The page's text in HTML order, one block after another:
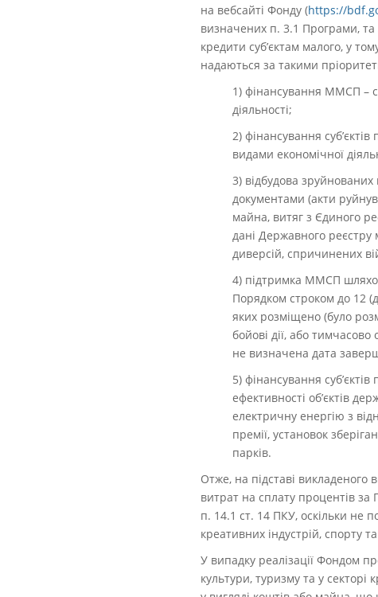
на вебсайті Фонду (https://
визначених п. 3.1 Програми, та
кредити суб’єктам малого, у
надаються за такими
1) фінансування ММСП –
діяльності;
2) фінансування
видами економічної
3) відбудова зруйнованих
документами (акти
майна, витяг з Єдиного
дані Державного реєстру
диверсій, спричинених
4) підтримка ММСП шляхом
Порядком строком до 12
яких розміщено (було
бойові дії, або
не визначена дата
5) фінансування
ефективності об’єктів
електричну енергію з
премії, установок
парків.
Отже, на підставі
витрат на сплату процентів
п. 14.1 ст. 14 ПКУ, оскільки не
креативних індустрій, спорту
У випадку реалізації Фондом
культури, туризму та у секторі